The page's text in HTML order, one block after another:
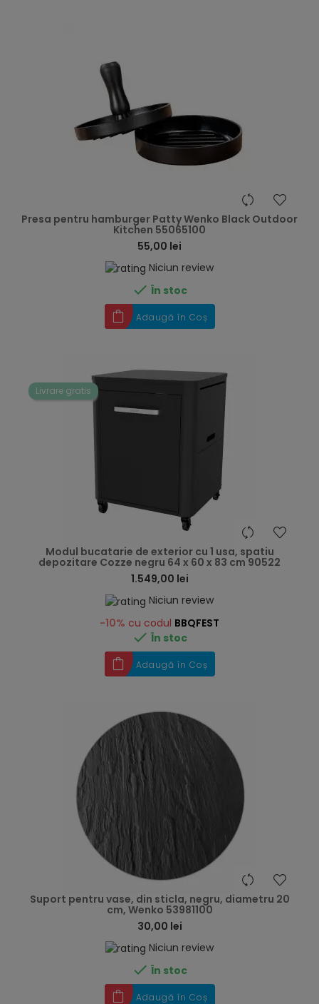
Presa pentru hamburger Patty Wenko Black Outdoor
Kitchen 55065100
55,00 lei
Niciun review
 În stoc
Adaugă în Coș
Livrare gratis
Modul bucatarie de exterior cu 1 usa, spatiu
depozitare Cozze negru 64 x 60 x 83 cm 90522
1.549,00 lei
Niciun review
-10% cu codul BBQFEST
 În stoc
Adaugă în Coș
Suport pentru vase, din sticla, negru, diametru 20
cm, Wenko 53981100
30,00 lei
Niciun review
 În stoc
Adaugă în Coș